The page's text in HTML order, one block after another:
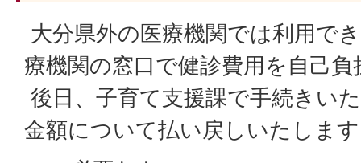
大分県外の医療機関では利用で
療機関の窓口で健診費用を自己
後日、子育て支援課で手続きい
金額について払い戻しいたしま